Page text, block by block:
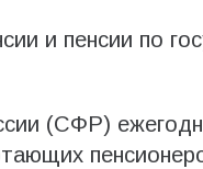
и пенсии по
(СФР)